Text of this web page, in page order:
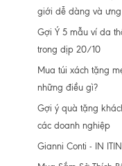
giới dễ dàng và
Gợi Ý 5 mẫu ví da
trong dịp 20/10
Mua túi xách tặng
những điều gì?
Gợi ý quà tặng
các doanh nghiệp
Gianni Conti - IN